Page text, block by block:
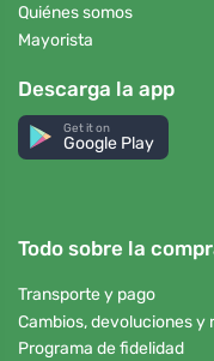
Quiénes somos
Mayorista
Descarga la app
Get it on
Google Play
Todo sobre la
Transporte y pago
Cambios, devoluciones y
Programa de fidelidad